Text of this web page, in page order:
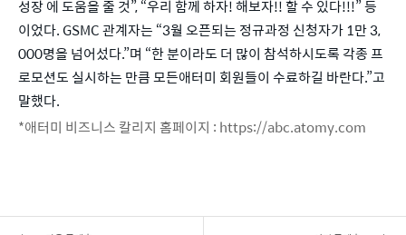
성장 에 도움을 줄 것”, “우리 함께 하자! 해보자!! 할 수 있다!!!” 등
이었다. GSMC 관계자는 “3월 오픈되는 정규과정 신청자가 1만 3,
000명을 넘어섰다.”며 “한 분이라도 더 많이 참석하시도록 각종 프
로모션도 실시하는 만큼 모든애터미 회원들이 수료하길 바란다.”고
말했다.
*애터미 비즈니스 칼리지 홈페이지 : https://abc.atomy.com